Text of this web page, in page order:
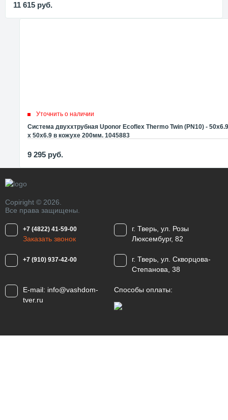
11 615 руб.
Уточнить о наличии
Система двуххтрубная Uponor Ecoflex Thermo Twin (PN10) - 50x6.9
x 50x6.9 в кожухе 200мм. 1045883
9 295 руб.
Copiright © 2026.
Все права защищены.
+7 (4822) 41-59-00
Заказать звонок
г. Тверь, ул. Розы
Люксембург, 82
+7 (910) 937-42-00
г. Тверь, ул. Скворцова-
Степанова, 38
E-mail: info@vashdom-
tver.ru
Способы оплаты: